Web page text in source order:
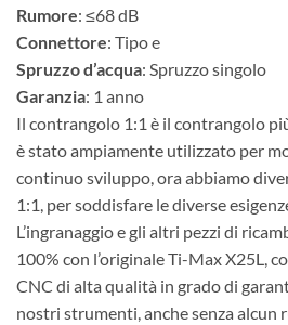
Rumore: ≤68 dB
Connettore: Tipo e
Spruzzo d’acqua: Spruzzo singolo
Garanzia: 1 anno
Il contrangolo 1:1 è il contrangolo
è stato ampiamente utilizzato per
continuo sviluppo, ora abbiamo
1:1, per soddisfare le diverse
L’ingranaggio e gli altri pezzi di
100% con l’originale Ti-Max X25L,
CNC di alta qualità in grado di
nostri strumenti, anche senza alcun